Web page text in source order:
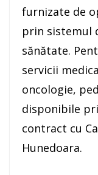
furnizate de
prin sistemul
sănătate.
servicii
oncologie,
disponibile
contract cu
Hunedoara.